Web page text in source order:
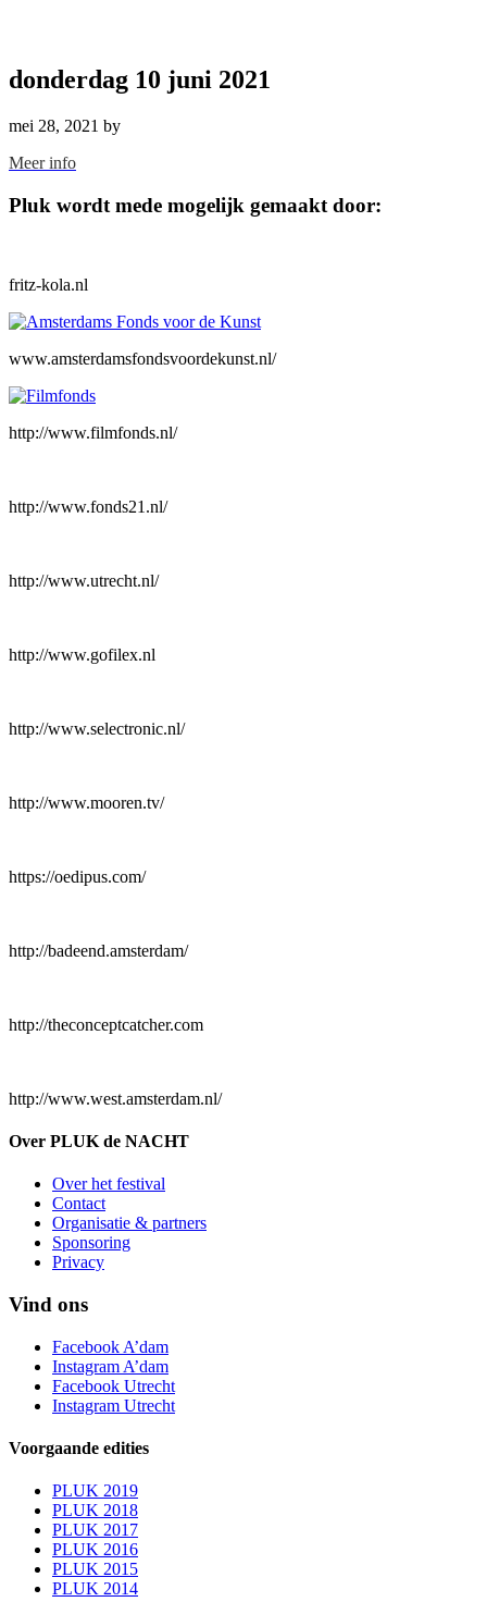
donderdag 10 juni 2021
mei 28, 2021 by
Footer
Meer info
Pluk wordt mede mogelijk gemaakt door:
fritz-kola.nl
www.amsterdamsfondsvoordekunst.nl/
http://www.filmfonds.nl/
http://www.fonds21.nl/
http://www.utrecht.nl/
http://www.gofilex.nl
http://www.selectronic.nl/
http://www.mooren.tv/
https://oedipus.com/
http://badeend.amsterdam/
http://theconceptcatcher.com
http://www.west.amsterdam.nl/
Over PLUK de NACHT
Over het festival
Contact
Organisatie & partners
Sponsoring
Privacy
Vind ons
Facebook A’dam
Instagram A’dam
Facebook Utrecht
Instagram Utrecht
Voorgaande edities
PLUK 2019
PLUK 2018
PLUK 2017
PLUK 2016
PLUK 2015
PLUK 2014